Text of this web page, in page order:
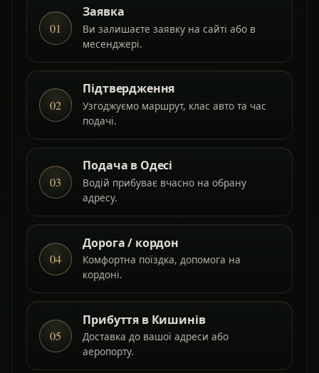
01
Заявка
Ви залишаєте заявку на сайті або в
месенджері.
02
Підтвердження
Узгоджуємо маршрут, клас авто та час
подачі.
03
Подача в Одесі
Водій прибуває вчасно на обрану
адресу.
04
Дорога / кордон
Комфортна поїздка, допомога на
кордоні.
05
Прибуття в Кишинів
Доставка до вашої адреси або
аеропорту.